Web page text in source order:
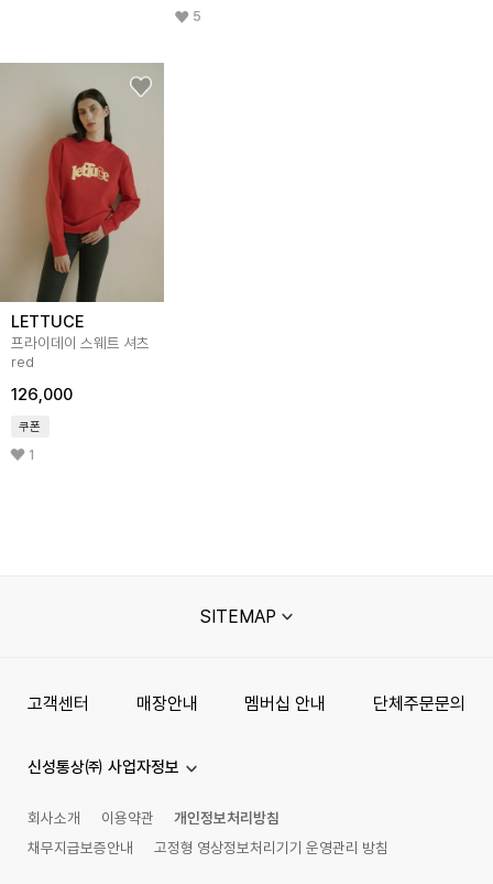
5
LETTUCE
프라이데이 스웨트 셔츠
red
126,000
쿠폰
1
SITEMAP
고객센터 매장안내 멤버십 안내 단체주문문의
신성통상㈜ 사업자정보
회사소개 이용약관
개인정보처리방침
채무지급보증안내
고정형 영상정보처리기기 운영관리 방침